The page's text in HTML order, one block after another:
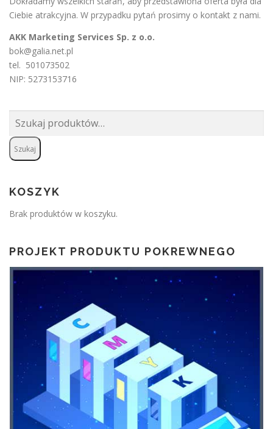
Ciebie atrakcyjna. W przypadku pytań prosimy o kontakt z nami.
AKK Marketing Services Sp. z o.o.
bok@galia.net.pl
tel. 501073502
NIP: 5273153716
Szukaj:
Szukaj
KOSZYK
Brak produktów w koszyku.
PROJEKT PRODUKTU POKREWNEGO